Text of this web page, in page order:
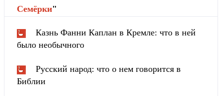
Cемёрки"
Казнь Фанни Каплан в Кремле: что в ней
было необычного
Русский народ: что о нем говорится в
Библии